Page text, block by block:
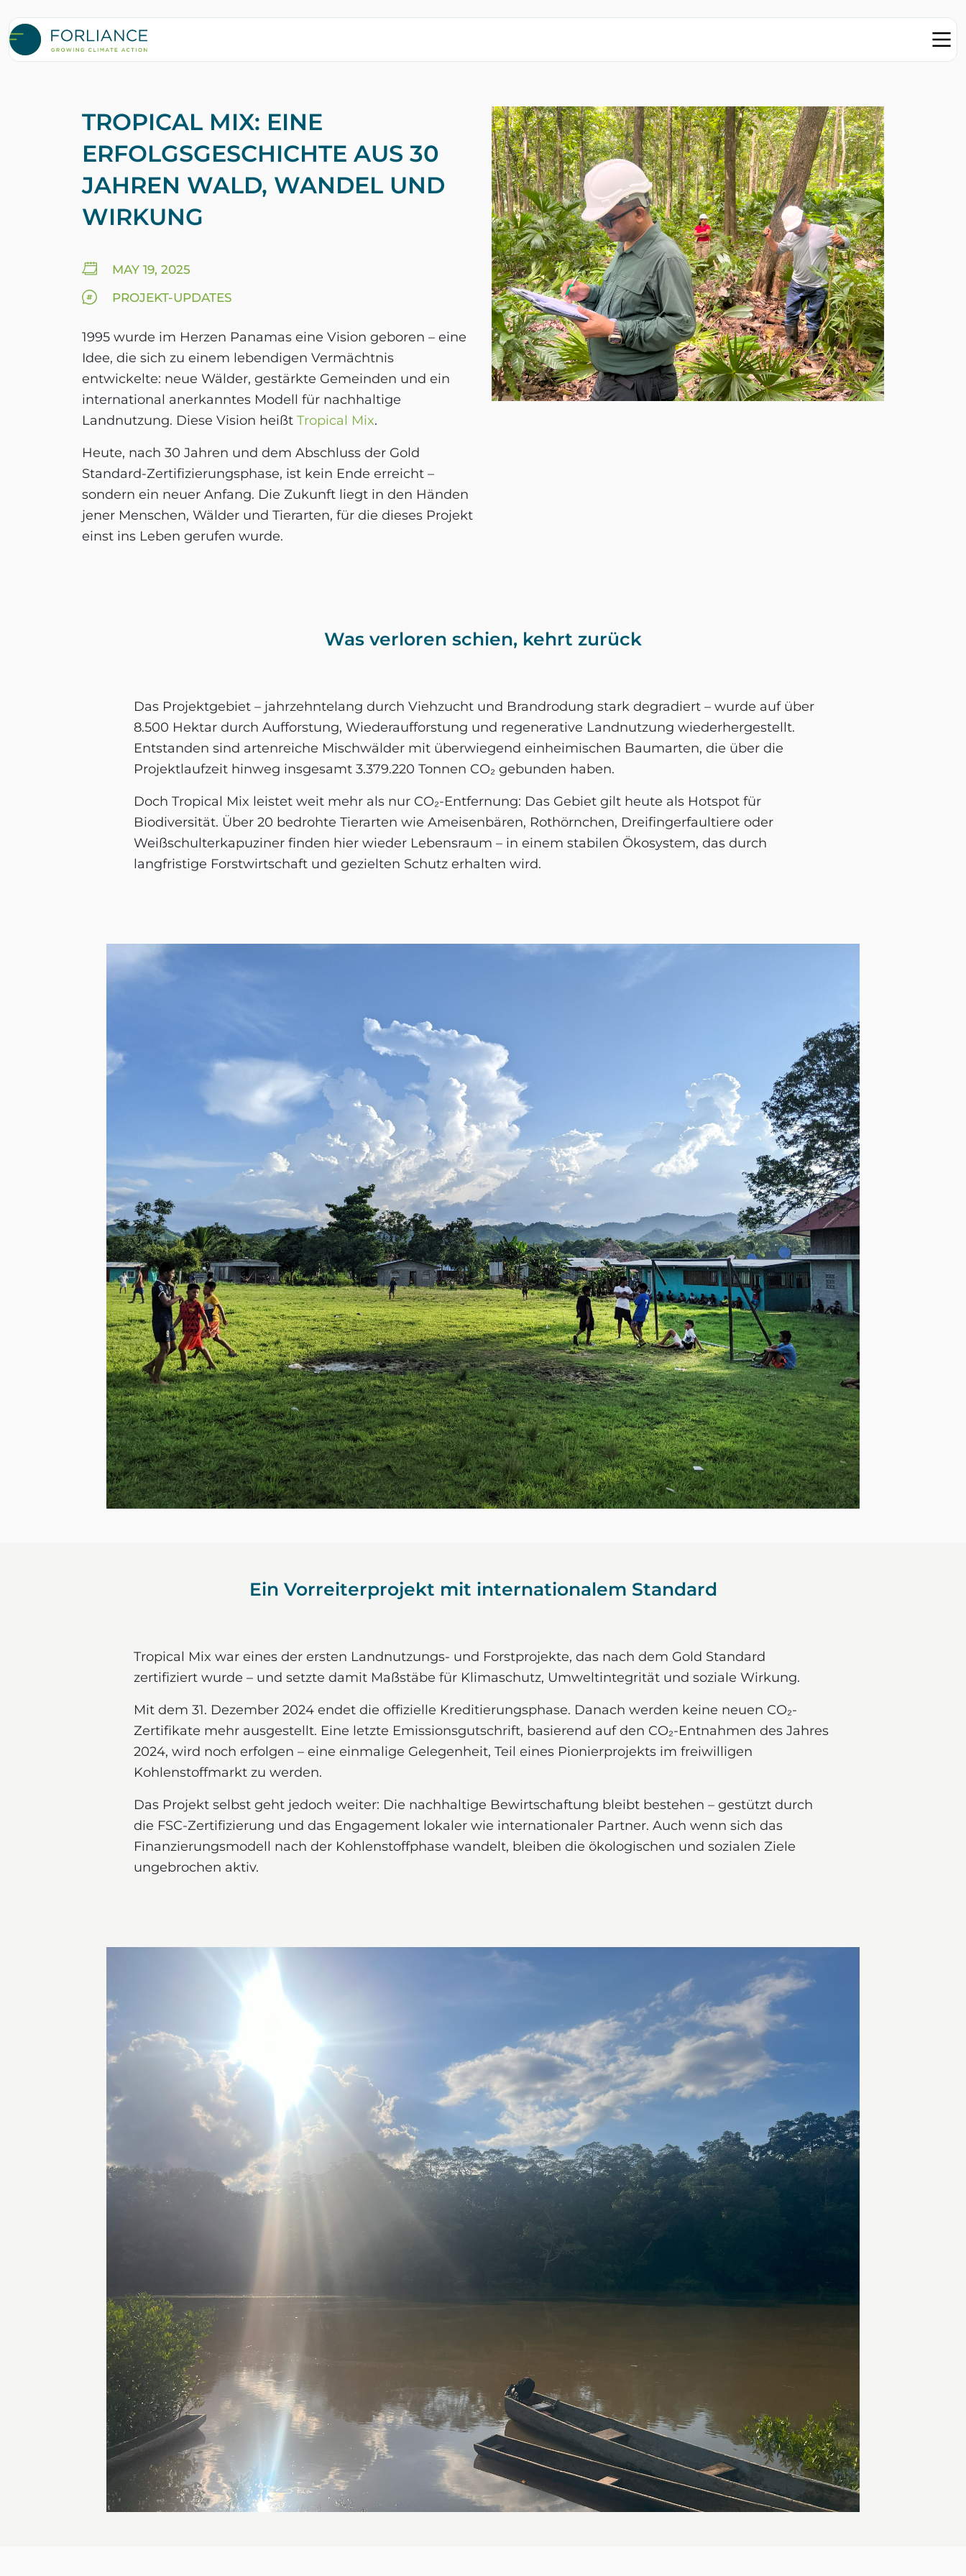
TROPICAL MIX: EINE
ERFOLGSGESCHICHTE AUS 30
JAHREN WALD, WANDEL UND
WIRKUNG
MAY 19, 2025
PROJEKT-UPDATES
1995 wurde im Herzen Panamas eine Vision geboren – eine
Idee, die sich zu einem lebendigen Vermächtnis
entwickelte: neue Wälder, gestärkte Gemeinden und ein
international anerkanntes Modell für nachhaltige
Landnutzung. Diese Vision heißt Tropical Mix.
Heute, nach 30 Jahren und dem Abschluss der Gold
Standard-Zertifizierungsphase, ist kein Ende erreicht –
sondern ein neuer Anfang. Die Zukunft liegt in den Händen
jener Menschen, Wälder und Tierarten, für die dieses Projekt
einst ins Leben gerufen wurde.
Was verloren schien, kehrt zurück
Das Projektgebiet – jahrzehntelang durch Viehzucht und Brandrodung stark degradiert – wurde auf über
8.500 Hektar durch Aufforstung, Wiederaufforstung und regenerative Landnutzung wiederhergestellt.
Entstanden sind artenreiche Mischwälder mit überwiegend einheimischen Baumarten, die über die
Projektlaufzeit hinweg insgesamt 3.379.220 Tonnen CO₂ gebunden haben.
Doch Tropical Mix leistet weit mehr als nur CO₂-Entfernung: Das Gebiet gilt heute als Hotspot für
Biodiversität. Über 20 bedrohte Tierarten wie Ameisenbären, Rothörnchen, Dreifingerfaultiere oder
Weißschulterkapuziner finden hier wieder Lebensraum – in einem stabilen Ökosystem, das durch
langfristige Forstwirtschaft und gezielten Schutz erhalten wird.
Ein Vorreiterprojekt mit internationalem Standard
Tropical Mix war eines der ersten Landnutzungs- und Forstprojekte, das nach dem Gold Standard
zertifiziert wurde – und setzte damit Maßstäbe für Klimaschutz, Umweltintegrität und soziale Wirkung.
Mit dem 31. Dezember 2024 endet die offizielle Kreditierungsphase. Danach werden keine neuen CO₂-
Zertifikate mehr ausgestellt. Eine letzte Emissionsgutschrift, basierend auf den CO₂-Entnahmen des Jahres
2024, wird noch erfolgen – eine einmalige Gelegenheit, Teil eines Pionierprojekts im freiwilligen
Kohlenstoffmarkt zu werden.
Das Projekt selbst geht jedoch weiter: Die nachhaltige Bewirtschaftung bleibt bestehen – gestützt durch
die FSC-Zertifizierung und das Engagement lokaler wie internationaler Partner. Auch wenn sich das
Finanzierungsmodell nach der Kohlenstoffphase wandelt, bleiben die ökologischen und sozialen Ziele
ungebrochen aktiv.